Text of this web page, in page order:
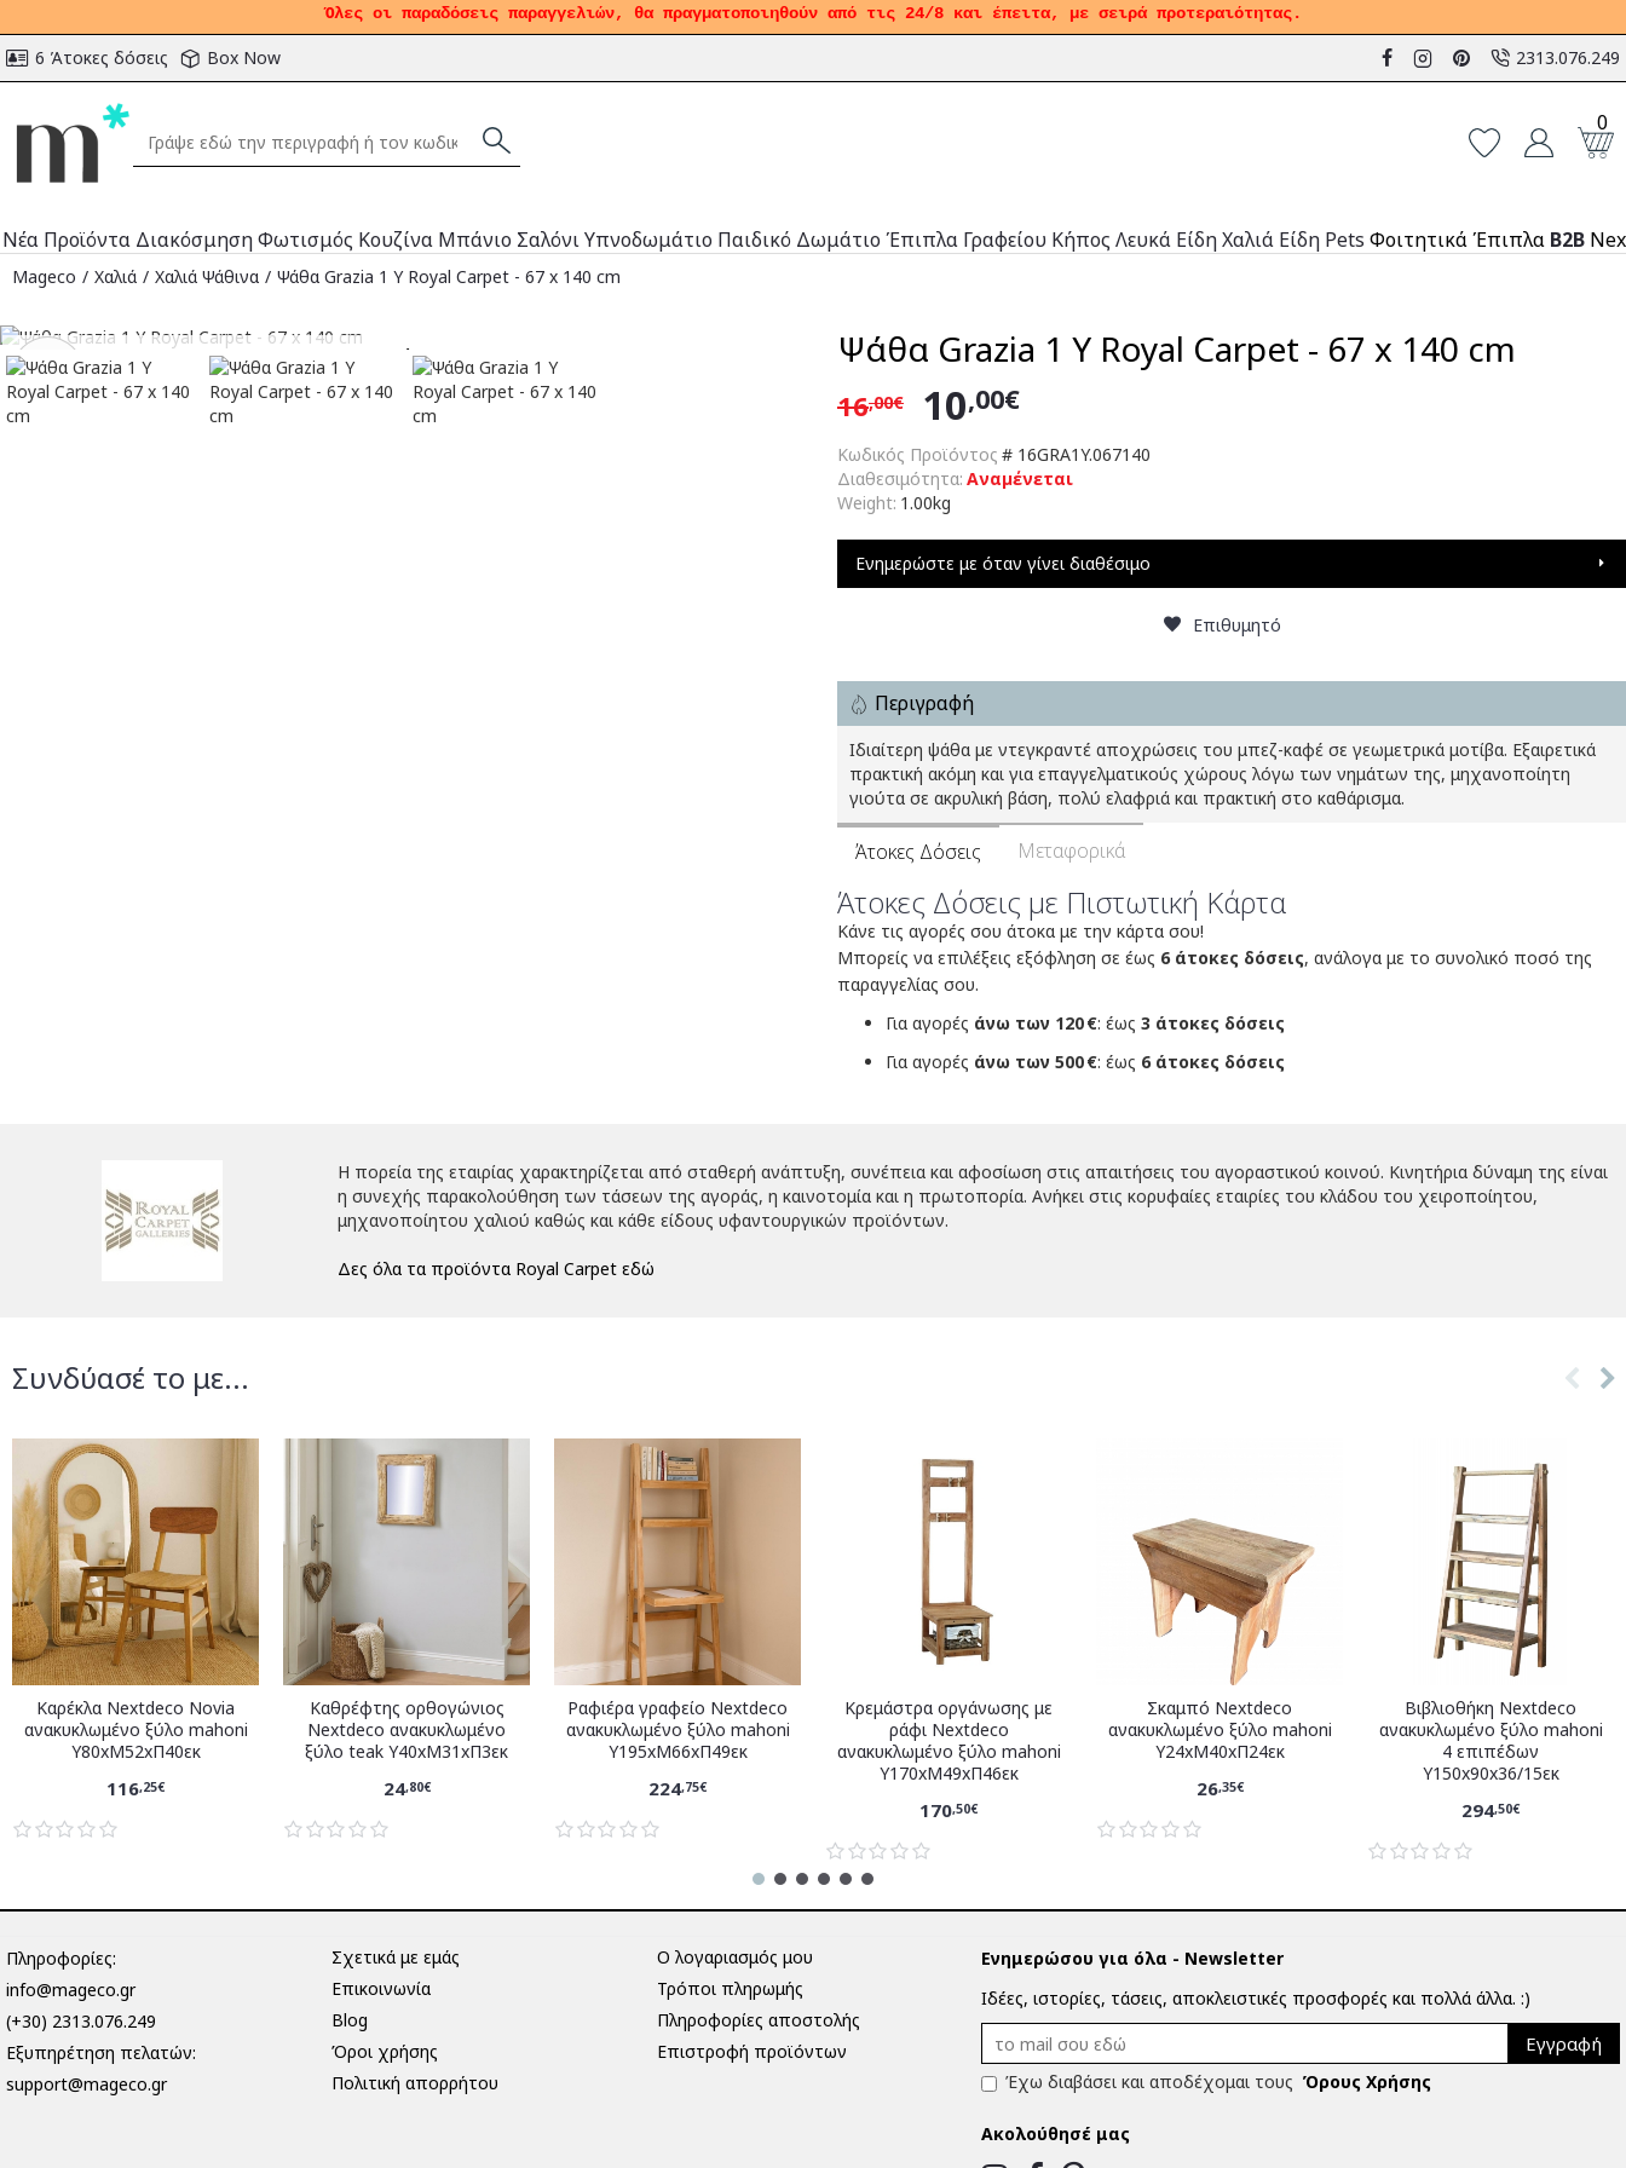
Όλες οι παραδόσεις παραγγελιών, θα πραγματοποιηθούν από τις 24/8 και έπειτα, με σειρά προτεραιότητας.
6 Άτοκες δόσεις Box Now 2313.076.249
0
Νέα Προϊόντα ΔιακόσμησηΦωτισμός Κουζίνα Μπάνιο ΣαλόνιΥπνοδωμάτιο Παιδικό Δωμάτιο Έπιπλα Γραφείου Κήπος Λευκά ΕίδηΧαλιά Είδη Pets Φοιτητικά Έπιπλα B2B
Mageco Χαλιά Χαλιά Ψάθινα Ψάθα Grazia 1 Y Royal Carpet - 67 x 140 cm
-38% Αναμένεται Ψάθα Grazia 1 Y Royal Carpet - 67 x 140 cm
Κωδικός Προϊόντος # 16GRA1Y.067140
Διαθεσιμότητα: Αναμένεται
Weight: 1.00kg
10,00€
16,00€
Ενημερώστε με όταν γίνει διαθέσιμο
Επιθυμητό
Περιγραφή
Ιδιαίτερη ψάθα με ντεγκραντέ αποχρώσεις του μπεζ-καφέ σε γεωμετρικά μοτίβα. Εξαιρετικά
πρακτική ακόμη και για επαγγελματικούς χώρους λόγω των νημάτων της, μηχανοποίητη
γιούτα σε ακρυλική βάση, πολύ ελαφριά και πρακτική στο καθάρισμα.
Άτοκες Δόσεις Μεταφορικά
Άτοκες Δόσεις με Πιστωτική Κάρτα
Κάνε τις αγορές σου άτοκα με την κάρτα σου!
Μπορείς να επιλέξεις εξόφληση σε έως 6 άτοκες δόσεις, ανάλογα με το συνολικό ποσό της
παραγγελίας σου.
Για αγορές άνω των 120 €: έως 3 άτοκες δόσεις
Για αγορές άνω των 500 €: έως 6 άτοκες δόσεις
Η πορεία της εταιρίας χαρακτηρίζεται από σταθερή ανάπτυξη, συνέπεια και αφοσίωση στις απαιτήσεις του αγοραστικού κοινού. Κινητήρια δύναμη της είναι
η συνεχής παρακολούθηση των τάσεων της αγοράς, η καινοτομία και η πρωτοπορία. Ανήκει στις κορυφαίες εταιρίες του κλάδου του χειροποίητου,
μηχανοποίητου χαλιού καθώς και κάθε είδους υφαντουργικών προϊόντων.
Δες όλα τα προϊόντα Royal Carpet εδώ
Συνδύασέ το με...
Καρέκλα Nextdeco Novia
ανακυκλωμένο ξύλο mahoni
Υ80xM52xΠ40εκ
116,25€
Καθρέφτης ορθογώνιος
Nextdeco ανακυκλωμένο
ξύλο teak Υ40xM31xΠ3εκ
24,80€
Ραφιέρα γραφείο Nextdeco
ανακυκλωμένο ξύλο mahoni
Υ195xM66xΠ49εκ
224,75€
Κρεμάστρα οργάνωσης με
ράφι Nextdeco
ανακυκλωμένο ξύλο mahoni
Υ170xM49xΠ46εκ
170,50€
Σκαμπό Nextdeco
ανακυκλωμένο ξύλο mahoni
Υ24xM40xΠ24εκ
26,35€
Βιβλιοθήκη Nextdeco
ανακυκλωμένο ξύλο mahoni
4 επιπέδων
Υ150x90x36/15εκ
294,50€
Πληροφορίες:
info@mageco.gr
(+30) 2313.076.249
Eξυπηρέτηση πελατών:
support@mageco.gr
Σχετικά με εμάς
Επικοινωνία
Blog
Όροι χρήσης
Πολιτική απορρήτου
Ο λογαριασμός μου
Τρόποι πληρωμής
Πληροφορίες αποστολής
Επιστροφή προϊόντων
Ενημερώσου για όλα - Newsletter
Ιδέες, ιστορίες, τάσεις, αποκλειστικές προσφορές και πολλά άλλα. :)
Εγγραφή
Έχω διαβάσει και αποδέχομαι τους Όρους Χρήσης
Ακολούθησέ μας